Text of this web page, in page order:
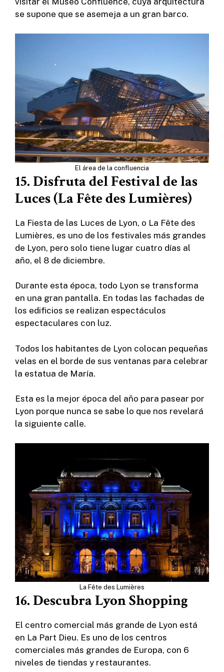
se supone que se asemeja a un gran barco.
El área de la confluencia
15. Disfruta del Festival de las
Luces (La Fête des Lumières)
La Fiesta de las Luces de Lyon, o La Fête des
Lumières, es uno de los festivales más grandes
de Lyon, pero solo tiene lugar cuatro días al
año, el 8 de diciembre.
Durante esta época, todo Lyon se transforma
en una gran pantalla. En todas las fachadas de
los edificios se realizan espectáculos
espectaculares con luz.
Todos los habitantes de Lyon colocan pequeñas
velas en el borde de sus ventanas para celebrar
la estatua de María.
Esta es la mejor época del año para pasear por
Lyon porque nunca se sabe lo que nos revelará
la siguiente calle.
La Fête des Lumières
16. Descubra Lyon Shopping
El centro comercial más grande de Lyon está
en La Part Dieu. Es uno de los centros
comerciales más grandes de Europa, con 6
niveles de tiendas y restaurantes.